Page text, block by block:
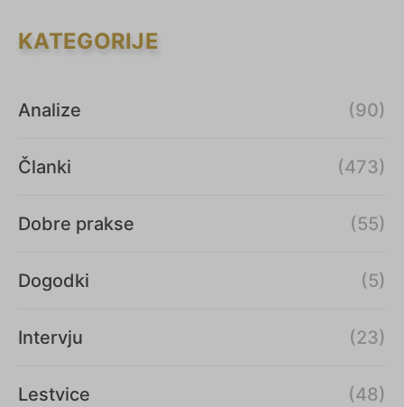
KATEGORIJE
Analize (90)
Članki (473)
Dobre prakse (55)
Dogodki (5)
Intervju (23)
Lestvice (48)